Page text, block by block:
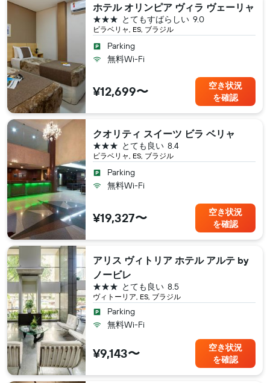
ホテル オリンピア ヴィラ ヴェーリャ
ビラベリャ, ES, ブラジル
9.0
とてもすばらしい
3つ星
Parking
無料Wi-Fi
¥12,699〜
空き状況
を確認
クオリティ スイーツ ビラ ベリャ
ビラベリャ, ES, ブラジル
8.4
とても良い
3つ星
Parking
無料Wi-Fi
¥19,327〜
空き状況
を確認
アリス ヴィトリア ホテル アルテ by
ノービレ
ヴィトーリア, ES, ブラジル
8.5
とても良い
3つ星
Parking
無料Wi-Fi
¥9,143〜
空き状況
を確認